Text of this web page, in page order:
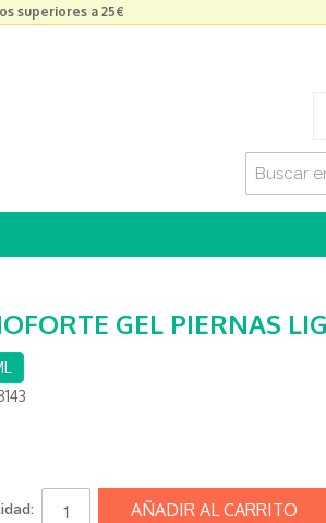
superiores a 25€
GEL PIERNAS
AÑADIR AL CARRITO